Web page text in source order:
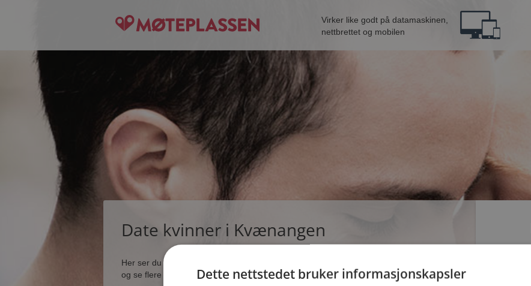
Virker like godt på datamaskinen,
nettbrettet og mobilen
Date kvinner i Kvænangen
Her ser du noen få blant de tusener single som dater på Møteplassen. Bli medlem nå,
og se flere single i nærheten av deg.Dette nettstedet bruker informasjonskapsler